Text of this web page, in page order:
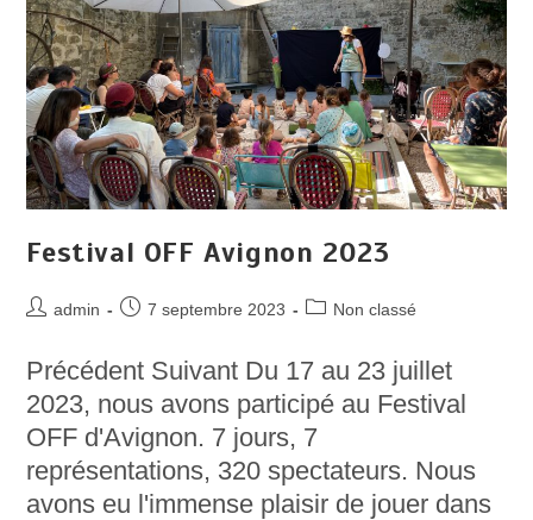
Festival OFF Avignon 2023
Auteur/autrice
publication :
admin
Post7 septembre 2023
PostNon classé
Précédent Suivant Du 17 au 23 juillet
2023, nous avons participé au Festival
OFF d'Avignon. 7 jours, 7
représentations, 320 spectateurs. Nous
avons eu l'immense plaisir de jouer dans